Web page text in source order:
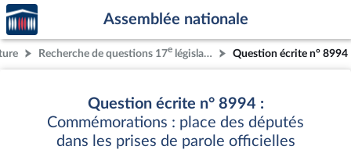
Aller au contenu
Aller en bas de la page
Accèder
à la
page
d'accueil
Assemblée nationale
Recherche de questions 17e législature Question écrite n° 8994
Question écrite n° 8994 :
Commémorations : place des députés
dans les prises de parole officielles